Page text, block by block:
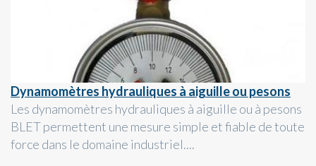
Dynamomètres hydrauliques à aiguille ou pesons
Les dynamomètres hydrauliques à aiguille ou à pesons
BLET permettent une mesure simple et fiable de toute
force dans le domaine industriel....